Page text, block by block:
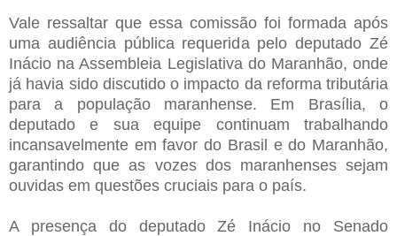
Vale ressaltar que essa comissão foi formada após
uma audiência pública requerida pelo deputado Zé
Inácio na Assembleia Legislativa do Maranhão, onde
já havia sido discutido o impacto da reforma tributária
para a população maranhense. Em Brasília, o
deputado e sua equipe continuam trabalhando
incansavelmente em favor do Brasil e do Maranhão,
garantindo que as vozes dos maranhenses sejam
ouvidas em questões cruciais para o país.
A presença do deputado Zé Inácio no Senado